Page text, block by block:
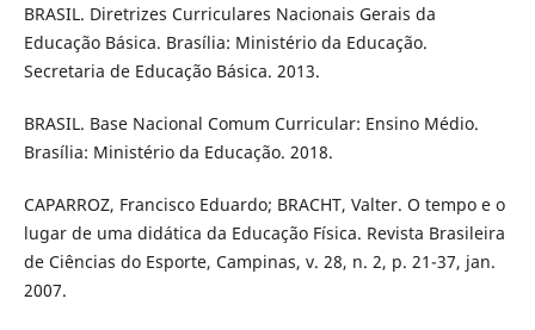
BRASIL. Diretrizes Curriculares Nacionais Gerais da
Educação Básica. Brasília: Ministério da Educação.
Secretaria de Educação Básica. 2013.
BRASIL. Base Nacional Comum Curricular: Ensino Médio.
Brasília: Ministério da Educação. 2018.
CAPARROZ, Francisco Eduardo; BRACHT, Valter. O tempo e o
lugar de uma didática da Educação Física. Revista Brasileira
de Ciências do Esporte, Campinas, v. 28, n. 2, p. 21-37, jan.
2007.